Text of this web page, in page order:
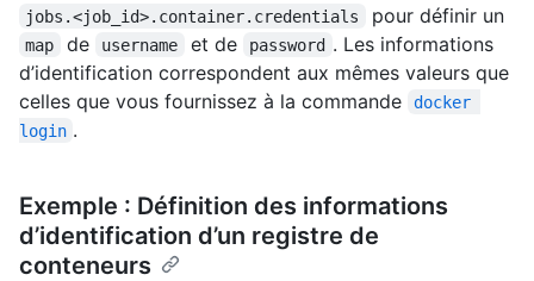
jobs.<job_id>.container.credentials pour définir un
map de username et de password . Les informations
d’identification correspondent aux mêmes valeurs que
celles que vous fournissez à la commande
docker
login .
Exemple : Définition des informations
d’identification d’un registre de
conteneurs